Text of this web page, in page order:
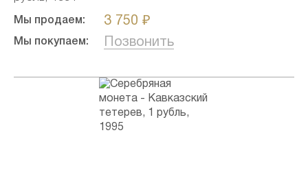
Мы продаем: 3 750 ₽
Мы покупаем: Позвонить